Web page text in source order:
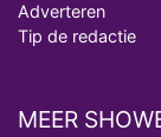
Adverteren
Tip de redactie
MEER